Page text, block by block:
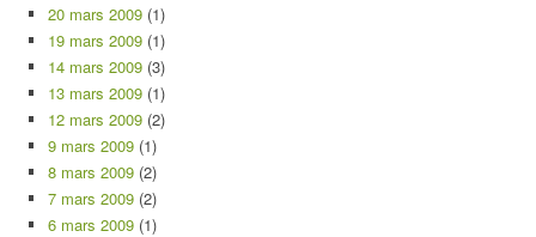
20 mars 2009 (1)
19 mars 2009 (1)
14 mars 2009 (3)
13 mars 2009 (1)
12 mars 2009 (2)
9 mars 2009 (1)
8 mars 2009 (2)
7 mars 2009 (2)
6 mars 2009 (1)